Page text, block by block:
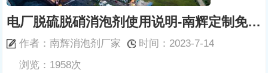
电厂脱硫脱硝消泡剂使用说明-南辉定制免费消泡剂样品
作者：南辉消泡剂厂家
时间：2023-7-14
浏览：1958次